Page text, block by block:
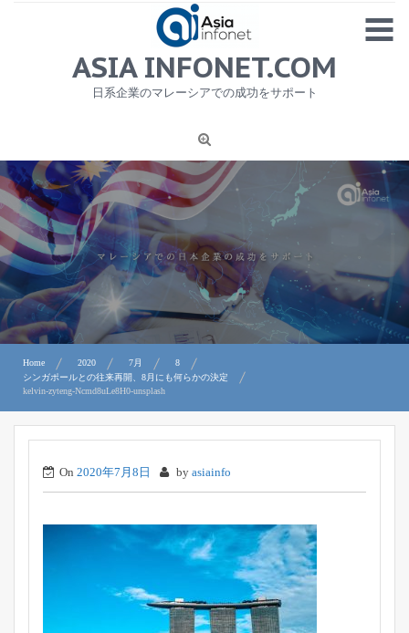
MENU
1
ニュース
労務サービス
プライバシーポリシー及び著作権について
お問合せ
ASIA INFONET.COM
日系企業のマレーシアでの成功をサポート
Home 2020 7月
8
シンガポールとの往来再開、8月にも何らかの決定
kelvin-zyteng-Ncmd8uLe8H0-unsplash
On 2020年7月8日 by asiainfo